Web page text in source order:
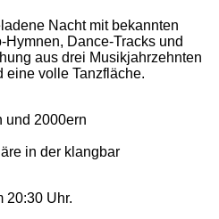
Nacht mit bekannten
Dance-Tracks und
aus drei Musikjahrzehnten
eine volle Tanzfläche.
und 2000ern
in der klangbar
20:30 Uhr.